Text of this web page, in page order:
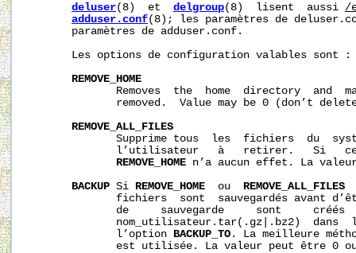
deluser(8)  et delgroup(8)  lisent  aussi /
adduser.conf(8); les paramètres de
       paramètres de adduser.conf.
       Les options de configuration valables sont :
REMOVE_HOME
Removes  the  home  directory  and
removed.  Value may be 0 (don’t
REMOVE_ALL_FILES
Supprime tous  les  fichiers  du
l’utilisateur   à   retirer.   Si
REMOVE_HOME n’a aucun effet. La
BACKUP Si REMOVE_HOME
  ou
REMOVE_ALL_FILES
fichiers  sont  sauvegardés avant
de     sauvegarde     sont     créés
nom_utilisateur.tar(.gz|.bz2)  dans
              l’option
BACKUP_TO . La meilleure
est utilisée. La valeur peut être 0